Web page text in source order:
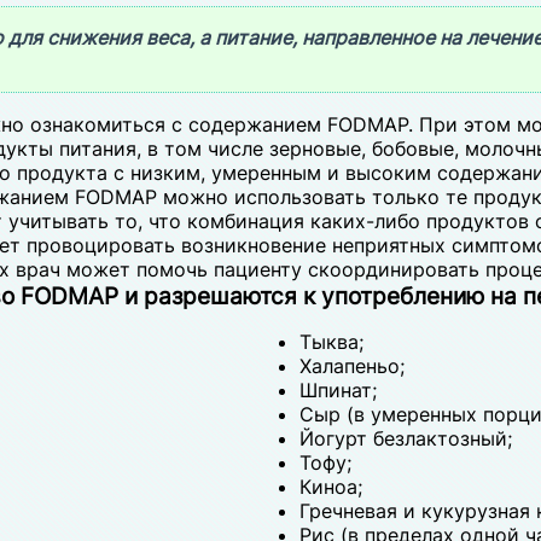
снижения веса, а питание, направленное на
ознакомиться с содержанием FODMAP. При этом
питания, в том числе зерновые, бобовые,
продукта с низким, умеренным и высоким
FODMAP можно использовать только те
то, что комбинация каких-либо
провоцировать возникновение неприятных
может помочь пациенту скоординировать
FODMAP и разрешаются к употреблению на
Тыква;
Халапеньо;
Шпинат;
Сыр (в умеренных
Йогурт безлактозный;
Тофу;
Киноа;
Гречневая и кукурузная
Рис (в пределах одной